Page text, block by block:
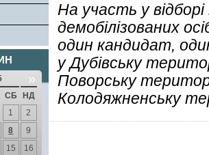
»
СБ
НД
1
2
8
9
15
16
На участь у
демобілізованих
один кандидат,
у Дубівську
Поворську
Колодяжненську